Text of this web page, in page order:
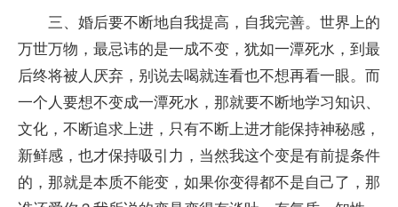
三、婚后要不断地自我提高，自我完善。世界上的
万世万物，最忌讳的是一成不变，犹如一潭死水，到最
后终将被人厌弃，别说去喝就连看也不想再看一眼。而
一个人要想不变成一潭死水，那就要不断地学习知识、
文化，不断追求上进，只有不断上进才能保持神秘感，
新鲜感，也才保持吸引力，当然我这个变是有前提条件
的，那就是本质不能变，如果你变得都不是自己了，那